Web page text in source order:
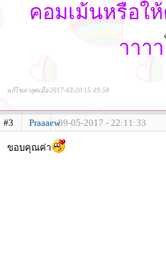
คอมเม้นหรือใ
าาาา
แก้ไขล่าสุดเมื่อ 2017-03-20 15:49:58
#3 Praaaew09-05-2017 - 22:11:33
ขอบคุณค่า